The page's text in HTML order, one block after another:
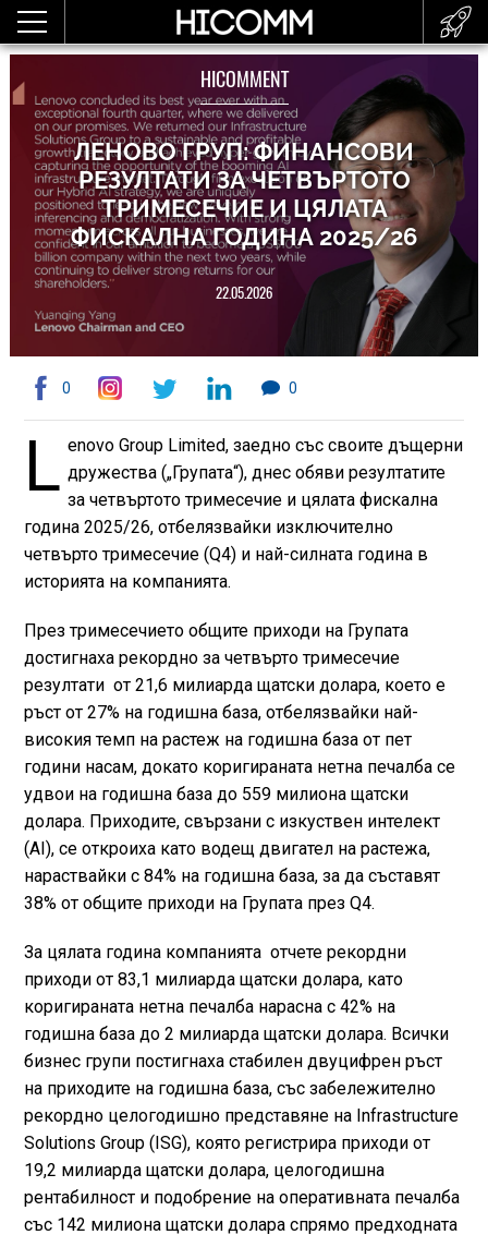
HICOMMENT
ЛЕНОВО ГРУП: ФИНАНСОВИ
РЕЗУЛТАТИ ЗА ЧЕТВЪРТОТО
ТРИМЕСЕЧИЕ И ЦЯЛАТА
ФИСКАЛНА ГОДИНА 2025/26
22.05.2026
0 0
L enovo Group Limited, заедно със своите дъщерни
дружества („Групата“), днес обяви резултатите
за четвъртото тримесечие и цялата фискална
година 2025/26, отбелязвайки изключително
четвърто тримесечие (Q4) и най-силната година в
историята на компанията.
През тримесечието общите приходи на Групата
достигнаха рекордно за четвърто тримесечие
резултати от 21,6 милиарда щатски долара, което е
ръст от 27% на годишна база, отбелязвайки най-
високия темп на растеж на годишна база от пет
години насам, докато коригираната нетна печалба се
удвои на годишна база до 559 милиона щатски
долара. Приходите, свързани с изкуствен интелект
(AI), се откроиха като водещ двигател на растежа,
нараствайки с 84% на годишна база, за да съставят
38% от общите приходи на Групата през Q4.
За цялата година компанията отчете рекордни
приходи от 83,1 милиарда щатски долара, като
коригираната нетна печалба нарасна с 42% на
годишна база до 2 милиарда щатски долара. Всички
бизнес групи постигнаха стабилен двуцифрен ръст
на приходите на годишна база, със забележително
рекордно целогодишно представяне на Infrastructure
Solutions Group (ISG), която регистрира приходи от
19,2 милиарда щатски долара, целогодишна
рентабилност и подобрение на оперативната печалба
със 142 милиона щатски долара спрямо предходната